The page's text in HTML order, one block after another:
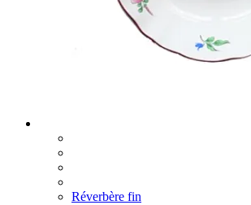
Réverbère fin